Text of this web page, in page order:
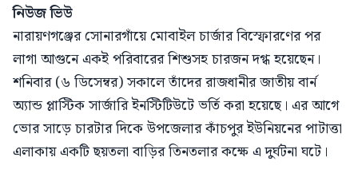
নিউজ ভিউ
নারায়ণগঞ্জের সোনারগাঁয়ে মোবাইল চার্জার বিস্ফোরণের পর
লাগা আগুনে একই পরিবারের শিশুসহ চারজন দগ্ধ হয়েছেন।
শনিবার (৬ ডিসেম্বর) সকালে তাঁদের রাজধানীর জাতীয় বার্ন
অ্যান্ড প্লাস্টিক সার্জারি ইনস্টিটিউটে ভর্তি করা হয়েছে। এর আগে
ভোর সাড়ে চারটার দিকে উপজেলার কাঁচপুর ইউনিয়নের পাটাত্তা
এলাকায় একটি ছয়তলা বাড়ির তিনতলার কক্ষে এ দুর্ঘটনা ঘটে।